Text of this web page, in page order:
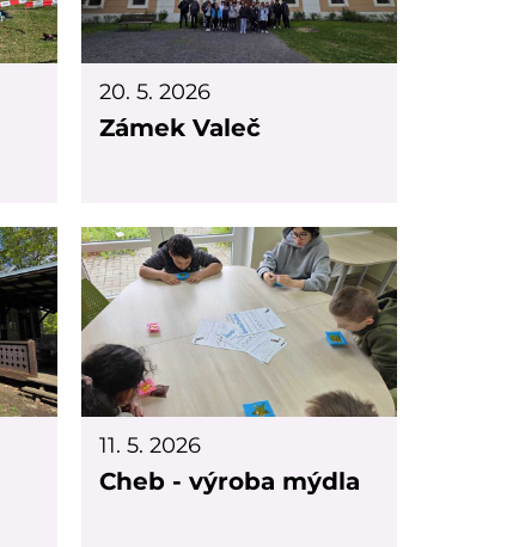
20. 5. 2026
Zámek Valeč
11. 5. 2026
Cheb - výroba mýdla